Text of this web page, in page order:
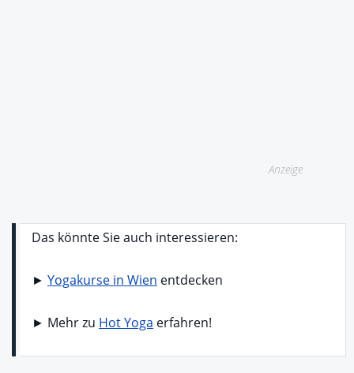
Anzeige
Das könnte Sie auch interessieren:
► Yogakurse in Wien entdecken
► Mehr zu Hot Yoga erfahren!